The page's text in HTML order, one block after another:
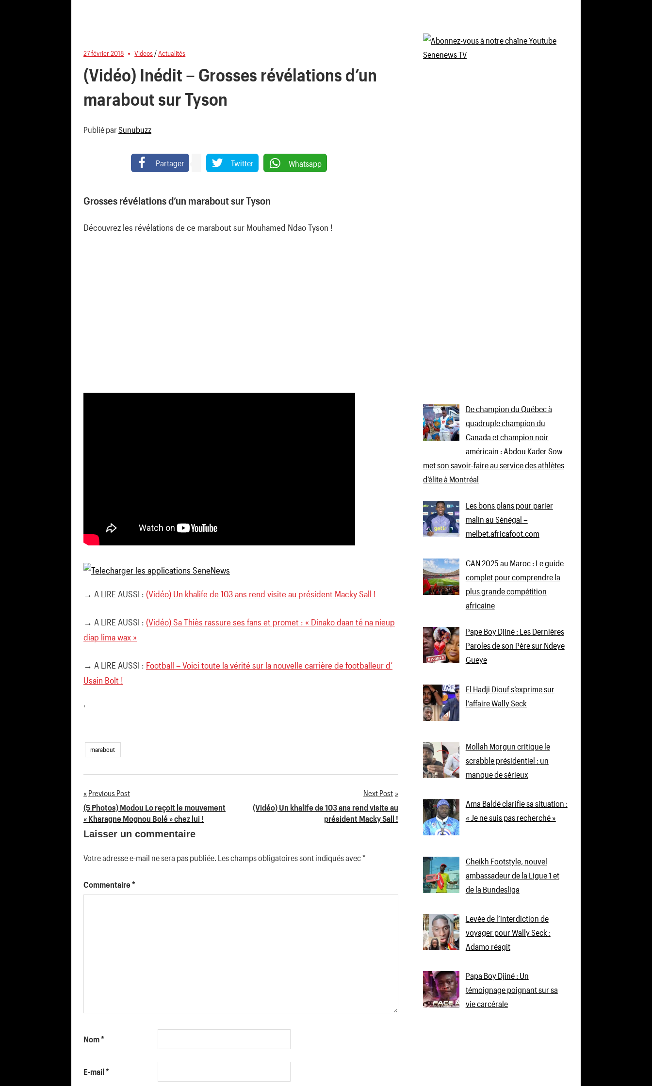
27 février 2018 Videos /Actualités
(Vidéo) Inédit – Grosses révélations d’un
marabout sur Tyson
Publié par Sunubuzz
Partager Twitter Whatsapp
Grosses révélations d’un marabout sur Tyson
Découvrez les révélations de ce marabout sur Mouhamed Ndao Tyson !
→ A LIRE AUSSI : (Vidéo) Un khalife de 103 ans rend visite au président Macky Sall !
→ A LIRE AUSSI : (Vidéo) Sa Thiès rassure ses fans et promet : « Dinako daan té na nieup
diap lima wax »
→ A LIRE AUSSI : Football – Voici toute la vérité sur la nouvelle carrière de footballeur d’
Usain Bolt !
'
marabout
Navigation
de
Previous Post
(5 Photos) Modou Lo reçoit le mouvement
« Kharagne Mognou Bolé » chez lui !
Next Post
(Vidéo) Un khalife de 103 ans rend visite au
président Macky Sall !
Laisser un commentaire
Votre adresse e-mail ne sera pas publiée. Les champs obligatoires sont indiqués avec*
Commentaire *
Nom*
E-mail *
De champion du Québec à
quadruple champion du
Canada et champion noir
américain : Abdou Kader Sow
met son savoir-faire au service des athlètes
d’élite à Montréal
Les bons plans pour parier
malin au Sénégal –
melbet.africafoot.com
CAN 2025 au Maroc : Le guide
complet pour comprendre la
plus grande compétition
africaine
Pape Boy Djiné : Les Dernières
Paroles de son Père sur Ndeye
Gueye
El Hadji Diouf s’exprime sur
l’affaire Wally Seck
Mollah Morgun critique le
scrabble présidentiel : un
manque de sérieux
Ama Baldé clarifie sa situation :
« Je ne suis pas recherché »
Cheikh Footstyle, nouvel
ambassadeur de la Ligue 1 et
de la Bundesliga
Levée de l’interdiction de
voyager pour Wally Seck :
Adamo réagit
Papa Boy Djiné : Un
témoignage poignant sur sa
vie carcérale